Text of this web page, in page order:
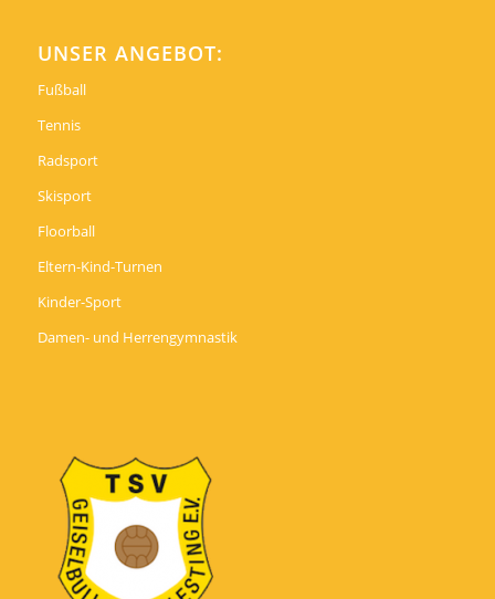
UNSER ANGEBOT:
Fußball
Tennis
Radsport
Skisport
Floorball
Eltern-Kind-Turnen
Kinder-Sport
Damen- und Herrengymnastik